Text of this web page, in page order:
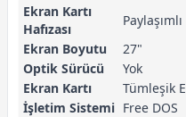
Ekran Kartı
Hafızası
Paylaşımlı
Ekran Boyutu
27"
Optik Sürücü
Yok
Ekran Kartı
Tümleşik
İşletim Sistemi Free DOS